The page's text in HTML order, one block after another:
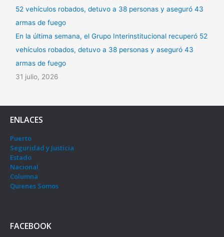
En la última semana, el Grupo Interinstitucional recuperó 52
vehículos robados, detuvo a 38 personas y aseguró 43
armas de fuego
31 julio, 2026
ENLACES
Puerto
Seguridad y Justicia
Estado
Nacional
Columna
Quienes Somos
FACEBOOK